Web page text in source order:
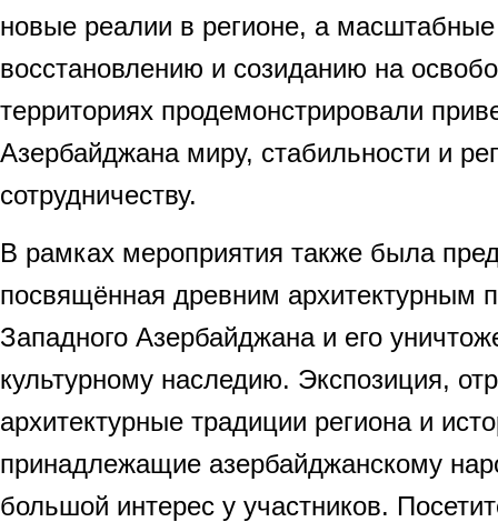
новые реалии в регионе, а
восстановлению и созиданию на
территориях продемонстрировали
Азербайджана миру, стабильности и
сотрудничеству.
В рамках мероприятия также была
посвящённая древним архитектурным
Западного Азербайджана и его
культурному наследию. Экспозиция,
архитектурные традиции региона и
принадлежащие азербайджанскому
большой интерес у участников.